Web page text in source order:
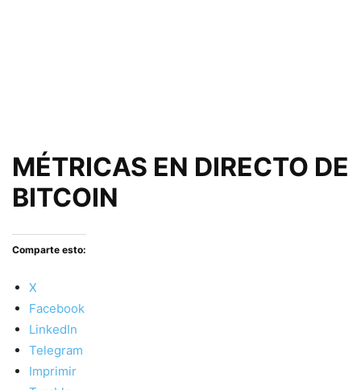
MÉTRICAS EN DIRECTO DE
BITCOIN
Comparte esto:
X
Facebook
LinkedIn
Telegram
Imprimir